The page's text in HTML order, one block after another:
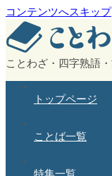
コンテンツへスキップ
ことわざ・四字熟語
トップページ
ことば一覧